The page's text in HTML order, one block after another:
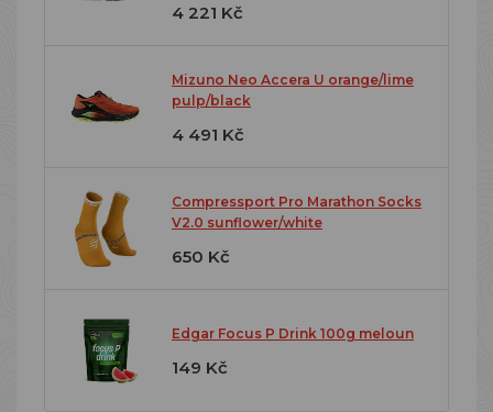
4 221 Kč
Mizuno Neo Accera U orange/lime
pulp/black
4 491 Kč
Compressport Pro Marathon Socks
V2.0 sunflower/white
650 Kč
Edgar Focus P Drink 100g meloun
149 Kč